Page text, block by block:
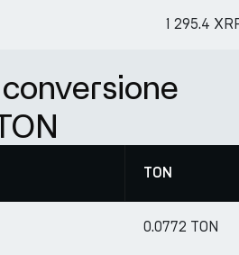
1 295.4
TON
0.0772 TON